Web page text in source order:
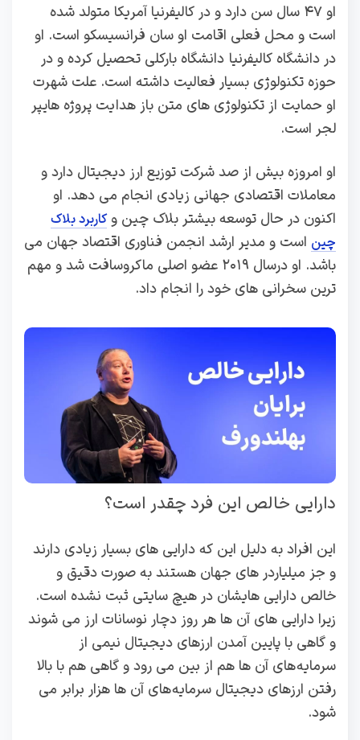
او ۴۷ سال سن دارد و در کالیفرنیا آمریکا متولد شده
است و محل فعلی اقامت او سان فرانسیسکو است. او
در دانشگاه کالیفرنیا دانشگاه بارکلی تحصیل کرده و در
حوزه تکنولوژی بسیار فعالیت داشته است. علت شهرت
او حمایت از تکنولوژی‌ های متن باز هدایت پروژه هایپر
لجر است.
او امروزه بیش از صد شرکت توزیع ارز دیجیتال دارد و
معاملات اقتصادی جهانی زیادی انجام می دهد. او
اکنون در حال توسعه بیشتر بلاک چین وکاربرد بلاک
چین است و مدیر ارشد انجمن فناوری اقتصاد جهان می
باشد. او درسال ۲۰۱۹ عضو اصلی ماکروسافت شد و مهم
ترین سخرانی های خود را انجام داد.
دارایی خالص این فرد چقدر است؟
این افراد به دلیل این که دارایی های بسیار زیادی دارند
و جز میلیاردر های جهان هستند به ‌صورت دقیق و
خالص دارایی ‌هایشان در هیچ سایتی ثبت نشده است.
زیرا دارایی های آن ها هر روز دچار نوسانات ارز می ‌شوند
و گاهی با پایین آمدن ارزهای دیجیتال نیمی از
سرمایه های آن ها هم از بین می ‌رود و گاهی هم با بالا
رفتن ارزهای دیجیتال سرمایه های آن‌ ها هزار برابر می
‌شود.